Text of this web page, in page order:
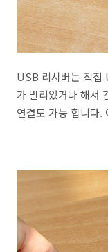
USB 리시버는 직접
가 멀리있거나 해서
연결도 가능 합니다.